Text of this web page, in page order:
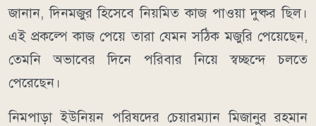
জানান, দিনমজুর হিসেবে নিয়মিত কাজ পাওয়া দুষ্কর ছিল।
এই প্রকল্পে কাজ পেয়ে তারা যেমন সঠিক মজুরি পেয়েছেন,
তেমনি অভাবের দিনে পরিবার নিয়ে স্বচ্ছন্দে চলতে
পেরেছেন।
নিমপাড়া ইউনিয়ন পরিষদের চেয়ারম্যান মিজানুর রহমান